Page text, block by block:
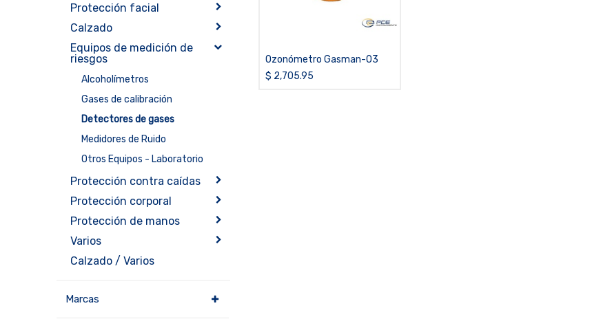
Protección facial
Calzado
Equipos de medición de
riesgos
Alcoholímetros
Gases de calibración
Detectores de gases
Medidores de Ruido
Otros Equipos - Laboratorio
Protección contra caídas
Protección corporal
Protección de manos
Varios
Calzado / Varios
Marcas
Ozonómetro Gasman-O3
$ 2,705.95